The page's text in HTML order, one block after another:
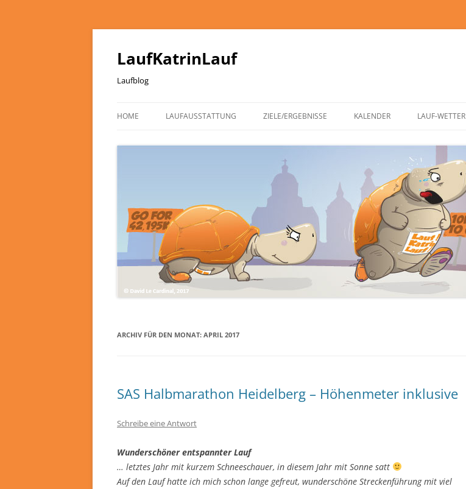
LaufKatrinLauf
Laufblog
Inhalt
HOME LAUFAUSSTATTUNG ZIELE/ERGEBNISSE KALENDER LAUF-WETTER
ARCHIV FÜR DEN MONAT: APRIL 2017
SAS Halbmarathon Heidelberg – Höhenmeter inklusive
Schreibe eine Antwort
Wunderschöner entspannter Lauf
… letztes Jahr mit kurzem Schneeschauer, in diesem Jahr mit Sonne satt
Auf den Lauf hatte ich mich schon lange gefreut, wunderschöne Streckenführung mit viel